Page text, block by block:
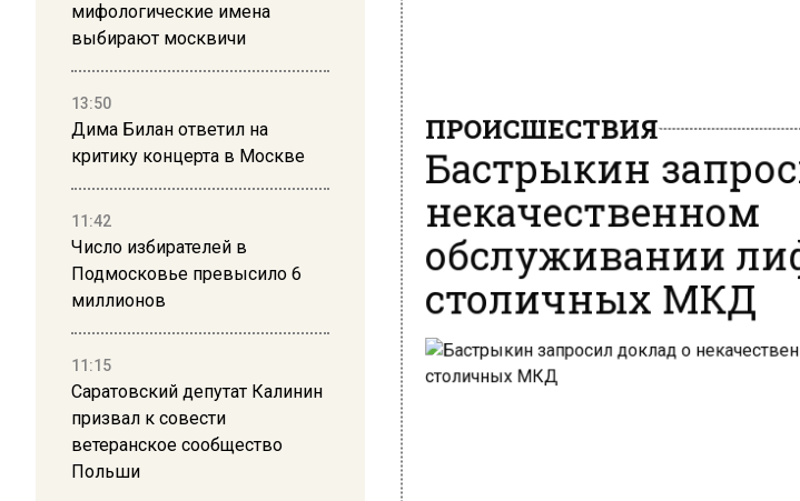
мифологические имена
выбирают москвичи
13:50
Дима Билан ответил на
критику концерта в Москве
11:42
Число избирателей в
Подмосковье превысило 6
миллионов
11:15
Саратовский депутат Калинин
призвал к совести
ветеранское сообщество
Польши
ПРОИСШЕСТВИЯ
Бастрыкин
некачественном
обслуживании
столичных МКД